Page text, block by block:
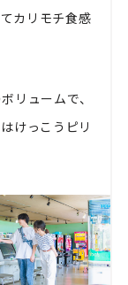
カリモチ食感
リュームで、
けっこうピリ